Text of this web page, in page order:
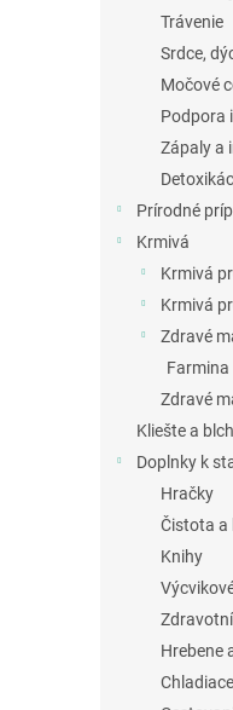
Trávenie
Srdce,
Močové
Podpora
Zápaly a
Prírodné
Krmivá
Krmivá
Krmivá
Zdravé
Zdravé
Kliešte a
Doplnky k
Hračky
Čistota a
Knihy
Hrebene